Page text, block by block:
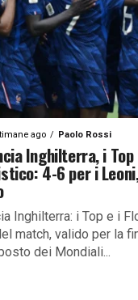
ago Paolo Rossi
Inghilterra, i Top
4-6 per i
Inghilterra: i Top e i
match, valido per la
dei Mondiali...